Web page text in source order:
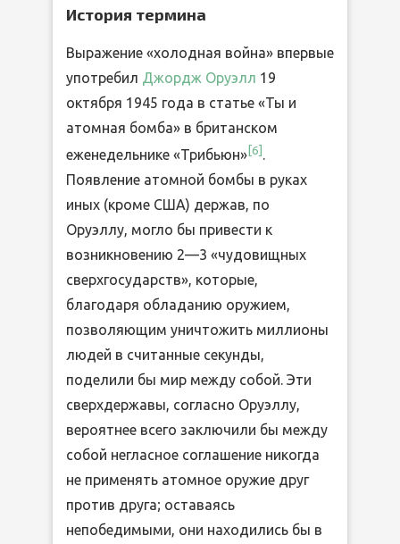
История термина
Выражение «холодная война» впервые
употребил Джордж Оруэлл 19
октября 1945 года в статье «Ты и
атомная бомба» в британском
еженедельнике «Трибьюн» [6] .
Появление атомной бомбы в руках
иных (кроме США) держав, по
Оруэллу, могло бы привести к
возникновению 2—3 «чудовищных
сверхгосударств», которые,
благодаря обладанию оружием,
позволяющим уничтожить миллионы
людей в считанные секунды,
поделили бы мир между собой. Эти
сверхдержавы, согласно Оруэллу,
вероятнее всего заключили бы между
собой негласное соглашение никогда
не применять атомное оружие друг
против друга; оставаясь
непобедимыми, они находились бы в